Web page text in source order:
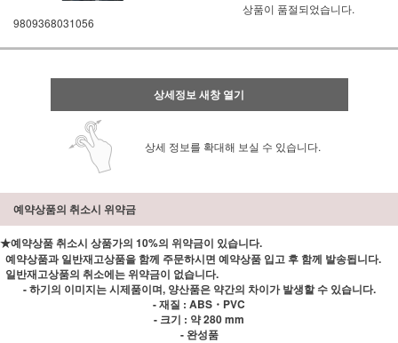
9809368031056
상품이 품절되었습니다.
상세정보 새창 열기
상세 정보를 확대해 보실 수 있습니다.
예약상품의 취소시 위약금
★예약상품 취소시 상품가의 10%의 위약금이 있습니다.
예약상품과 일반재고상품을 함께 주문하시면 예약상품 입고 후 함께 발송됩니다.
일반재고상품의 취소에는 위약금이 없습니다.
- 하기의 이미지는 시제품이며, 양산품은 약간의 차이가 발생할 수 있습니다.
- 재질 : ABS・PVC
- 크기 : 약 280 mm
- 완성품